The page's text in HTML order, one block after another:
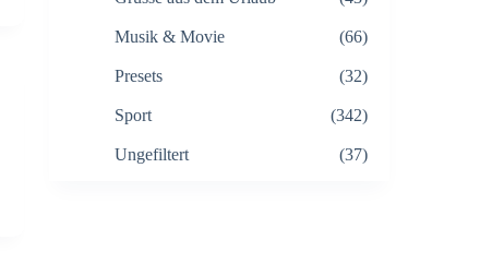
Musik & Movie (66)
Presets (32)
Sport (342)
Ungefiltert (37)